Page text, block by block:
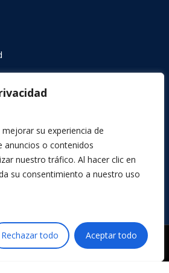
su experiencia de
anuncios o contenidos
nuestro tráfico. Al hacer clic en
su consentimiento a nuestro uso
Rechazar todo Aceptar todo
Twitter